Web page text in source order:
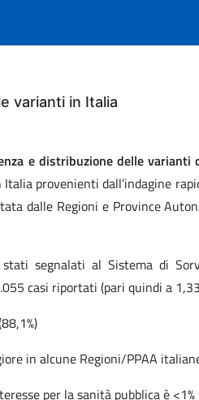
varianti in Italia
e distribuzione delle
provenienti dall’indagine
dalle Regioni e Province
segnalati al Sistema di
casi riportati (pari quindi a
in alcune Regioni/PPAA
per la sanità pubblica è